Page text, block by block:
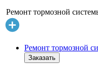
Ремонт тормозной
Ремонт тормозной
Заказать